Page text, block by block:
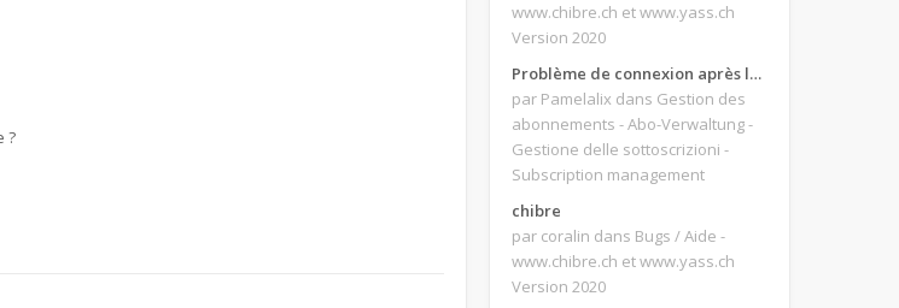
?
www.chibre.ch et www.yass.ch
Version 2020
Problème de connexion après le changement d'adresse e-mail.
par Pamelalix dans Gestion des
abonnements - Abo-Verwaltung -
Gestione delle sottoscrizioni -
Subscription management
chibre
par coralin dans Bugs / Aide -
www.chibre.ch et www.yass.ch
Version 2020